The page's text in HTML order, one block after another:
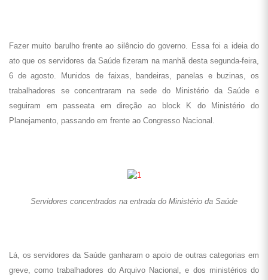
Fazer muito barulho frente ao silêncio do governo. Essa foi a ideia do
ato que os servidores da Saúde fizeram na manhã desta segunda-feira,
6 de agosto. Munidos de faixas, bandeiras, panelas e buzinas, os
trabalhadores se concentraram na sede do Ministério da Saúde e
seguiram em passeata em direção ao block K do Ministério do
Planejamento, passando em frente ao Congresso Nacional.
Servidores concentrados na entrada do Ministério da Saúde
Lá, os servidores da Saúde ganharam o apoio de outras categorias em
greve, como trabalhadores do Arquivo Nacional, e dos ministérios do